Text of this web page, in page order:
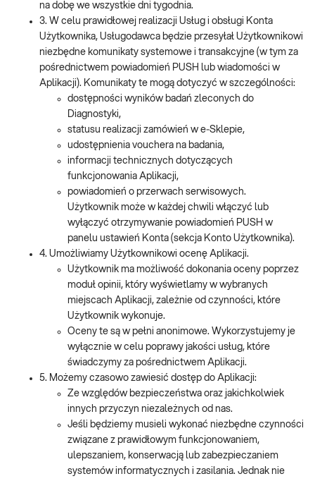
na dobę we wszystkie dni tygodnia.
3. W celu prawidłowej realizacji Usług i obsługi Konta
Użytkownika, Usługodawca będzie przesyłał Użytkownikowi
niezbędne komunikaty systemowe i transakcyjne (w tym za
pośrednictwem powiadomień PUSH lub wiadomości w
Aplikacji). Komunikaty te mogą dotyczyć w szczególności:
dostępności wyników badań zleconych do
Diagnostyki,
statusu realizacji zamówień w e‑Sklepie,
udostępnienia vouchera na badania,
informacji technicznych dotyczących
funkcjonowania Aplikacji,
powiadomień o przerwach serwisowych.
Użytkownik może w każdej chwili włączyć lub
wyłączyć otrzymywanie powiadomień PUSH w
panelu ustawień Konta (sekcja Konto Użytkownika).
4. Umożliwiamy Użytkownikowi ocenę Aplikacji.
Użytkownik ma możliwość dokonania oceny poprzez
moduł opinii, który wyświetlamy w wybranych
miejscach Aplikacji, zależnie od czynności, które
Użytkownik wykonuje.
Oceny te są w pełni anonimowe. Wykorzystujemy je
wyłącznie w celu poprawy jakości usług, które
świadczymy za pośrednictwem Aplikacji.
5. Możemy czasowo zawiesić dostęp do Aplikacji:
Ze względów bezpieczeństwa oraz jakichkolwiek
innych przyczyn niezależnych od nas.
Jeśli będziemy musieli wykonać niezbędne czynności
związane z prawidłowym funkcjonowaniem,
ulepszaniem, konserwacją lub zabezpieczaniem
systemów informatycznych i zasilania. Jednak nie